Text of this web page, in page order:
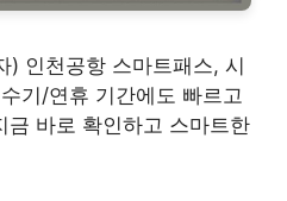
인천공항 스마트패스, 시
기/연휴 기간에도 빠르고
금 바로 확인하고 스마트한